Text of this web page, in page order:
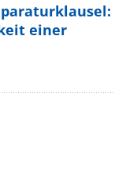
einer